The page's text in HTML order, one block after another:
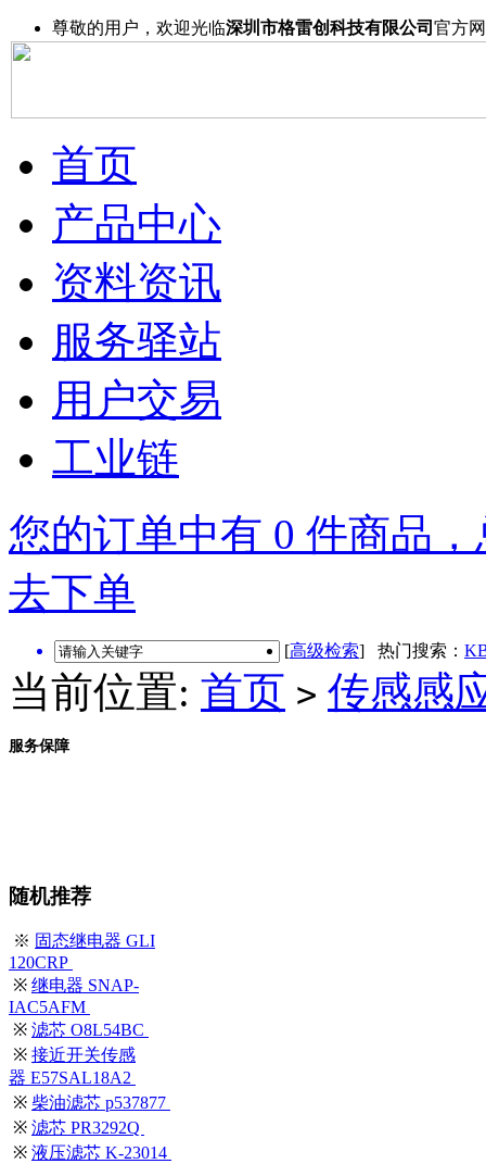
尊敬的用户，欢迎光临深圳市格雷创科技有限公司 官方
首页
产品中心
资料资讯
服务驿站
用户交易
工业链
您的订单中有 0 件商品
去下单
[高级检索] 热门搜索：
当前位置: 首页 > 传感感
服务保障
随机推荐
※ 固态继电器 GLI
120CRP
※ 继电器 SNAP-
IAC5AFM
※ 滤芯 O8L54BC
※ 接近开关传感
器 E57SAL18A2
※ 柴油滤芯 p537877
※ 滤芯 PR3292Q
※ 液压滤芯 K-23014